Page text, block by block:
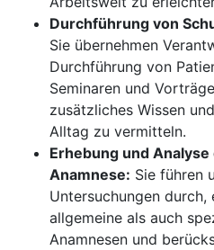
Durchführung von
Sie übernehmen
Durchführung von
Seminaren und
zusätzliches Wissen
Alltag zu vermitteln.
Erhebung und
Anamnese: Sie führen
Untersuchungen durch,
allgemeine als auch
Anamnesen und